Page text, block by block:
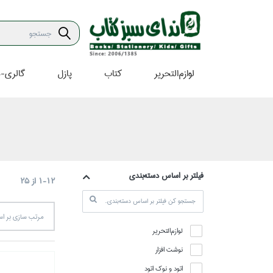
لوازم‌التحرير كتاب پازل
فيلتر بر اساس دسته‌بندي
لوازم‌التحرير
نوشت افزار
اتود و نوك اتود
1-12 از25
مرتب سازي بر